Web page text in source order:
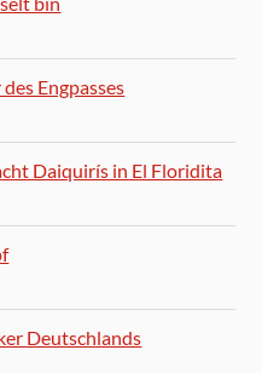
Engpasses
Daiquirís in El Floridita
Deutschlands